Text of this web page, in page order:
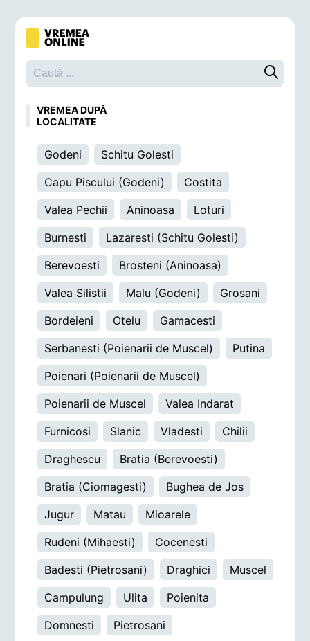
Caută o
VREMEA DUPĂ
LOCALITATE
Godeni
Schitu Golesti
Capu Piscului (Godeni)
Costita
Valea Pechii
Aninoasa
Loturi
Burnesti
Lazaresti (Schitu Golesti)
Berevoesti
Brosteni (Aninoasa)
Valea Silistii
Malu (Godeni)
Grosani
Bordeieni
Otelu
Gamacesti
Serbanesti (Poienarii de Muscel)
Putina
Poienari (Poienarii de Muscel)
Poienarii de Muscel
Valea Indarat
Furnicosi
Slanic Vladesti
Chilii
Draghescu
Bratia (Berevoesti)
Bratia (Ciomagesti)
Bughea de Jos
Jugur
Matau
Mioarele
Rudeni (Mihaesti)
Cocenesti
Badesti (Pietrosani)
Draghici
Muscel
Campulung
Ulita
Poienita
Domnesti
Pietrosani